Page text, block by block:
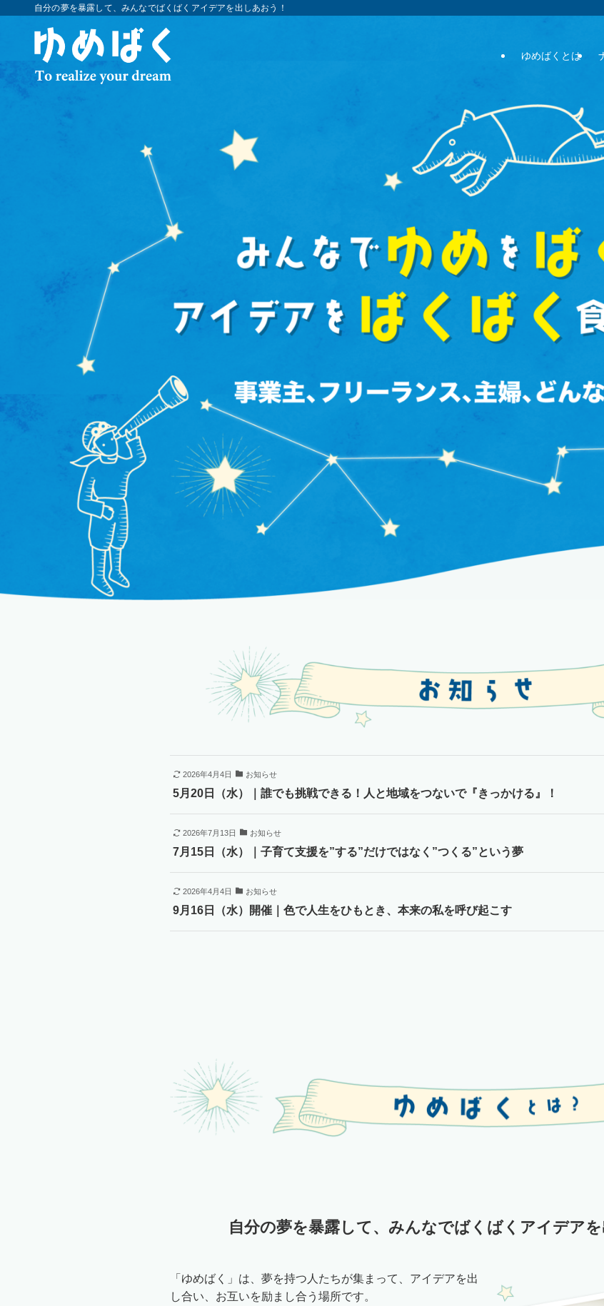
自分の夢を暴露して、みんなでばくばくアイデアを出しあおう！
ゆめばくとは
2026年4月4日 お知らせ
5月20日（水）｜誰でも挑戦できる！人と地域をつないで『きっかける』！
2026年7月13日 お知らせ
7月15日（水）｜子育て支援を”する”だけではなく”つくる”という夢
2026年4月4日 お知らせ
9月16日（水）開催｜色で人生をひもとき、本来の私を呼び起こす
自分の夢を暴露して、みんなでばくばくアイデアを
「ゆめばく」は、夢を持つ人たちが集まって、アイデアを出
し合い、お互いを励まし合う場所です。